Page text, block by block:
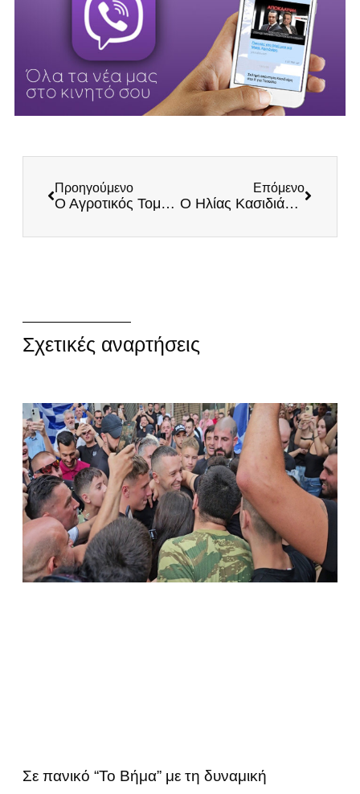
Προηγούμενο
Ο Αγροτικός Τομέας Υπονομεύεται – Η Κυβέρνηση ξεπουλά την Ελληνική Ύπαιθρο!
Επόμενο
Ο Ηλίας Κασιδιάρης επιστρέφει ΖΩΝΤΑΝΑ με μία εκπομπή-φωτιά!
Σχετικές αναρτήσεις
Σε πανικό “Το Βήμα” με τη δυναμική